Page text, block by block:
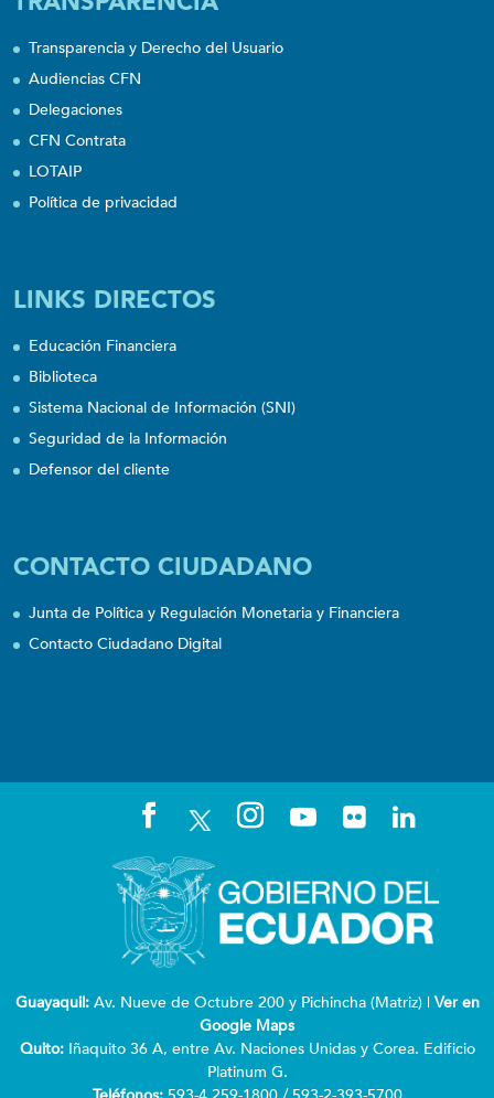
Transparencia y Derecho del Usuario
Audiencias CFN
Delegaciones
CFN Contrata
LOTAIP
Política de privacidad
LINKS DIRECTOS
Educación Financiera
Biblioteca
Sistema Nacional de Información (SNI)
Seguridad de la Información
Defensor del cliente
CONTACTO CIUDADANO
Junta de Política y Regulación Monetaria y Financiera
Contacto Ciudadano Digital
Guayaquil:Av. Nueve de Octubre 200 y Pichincha (Matriz) | Ver en
Google Maps
Quito: Iñaquito 36 A, entre Av. Naciones Unidas y Corea. Edificio
Platinum G.